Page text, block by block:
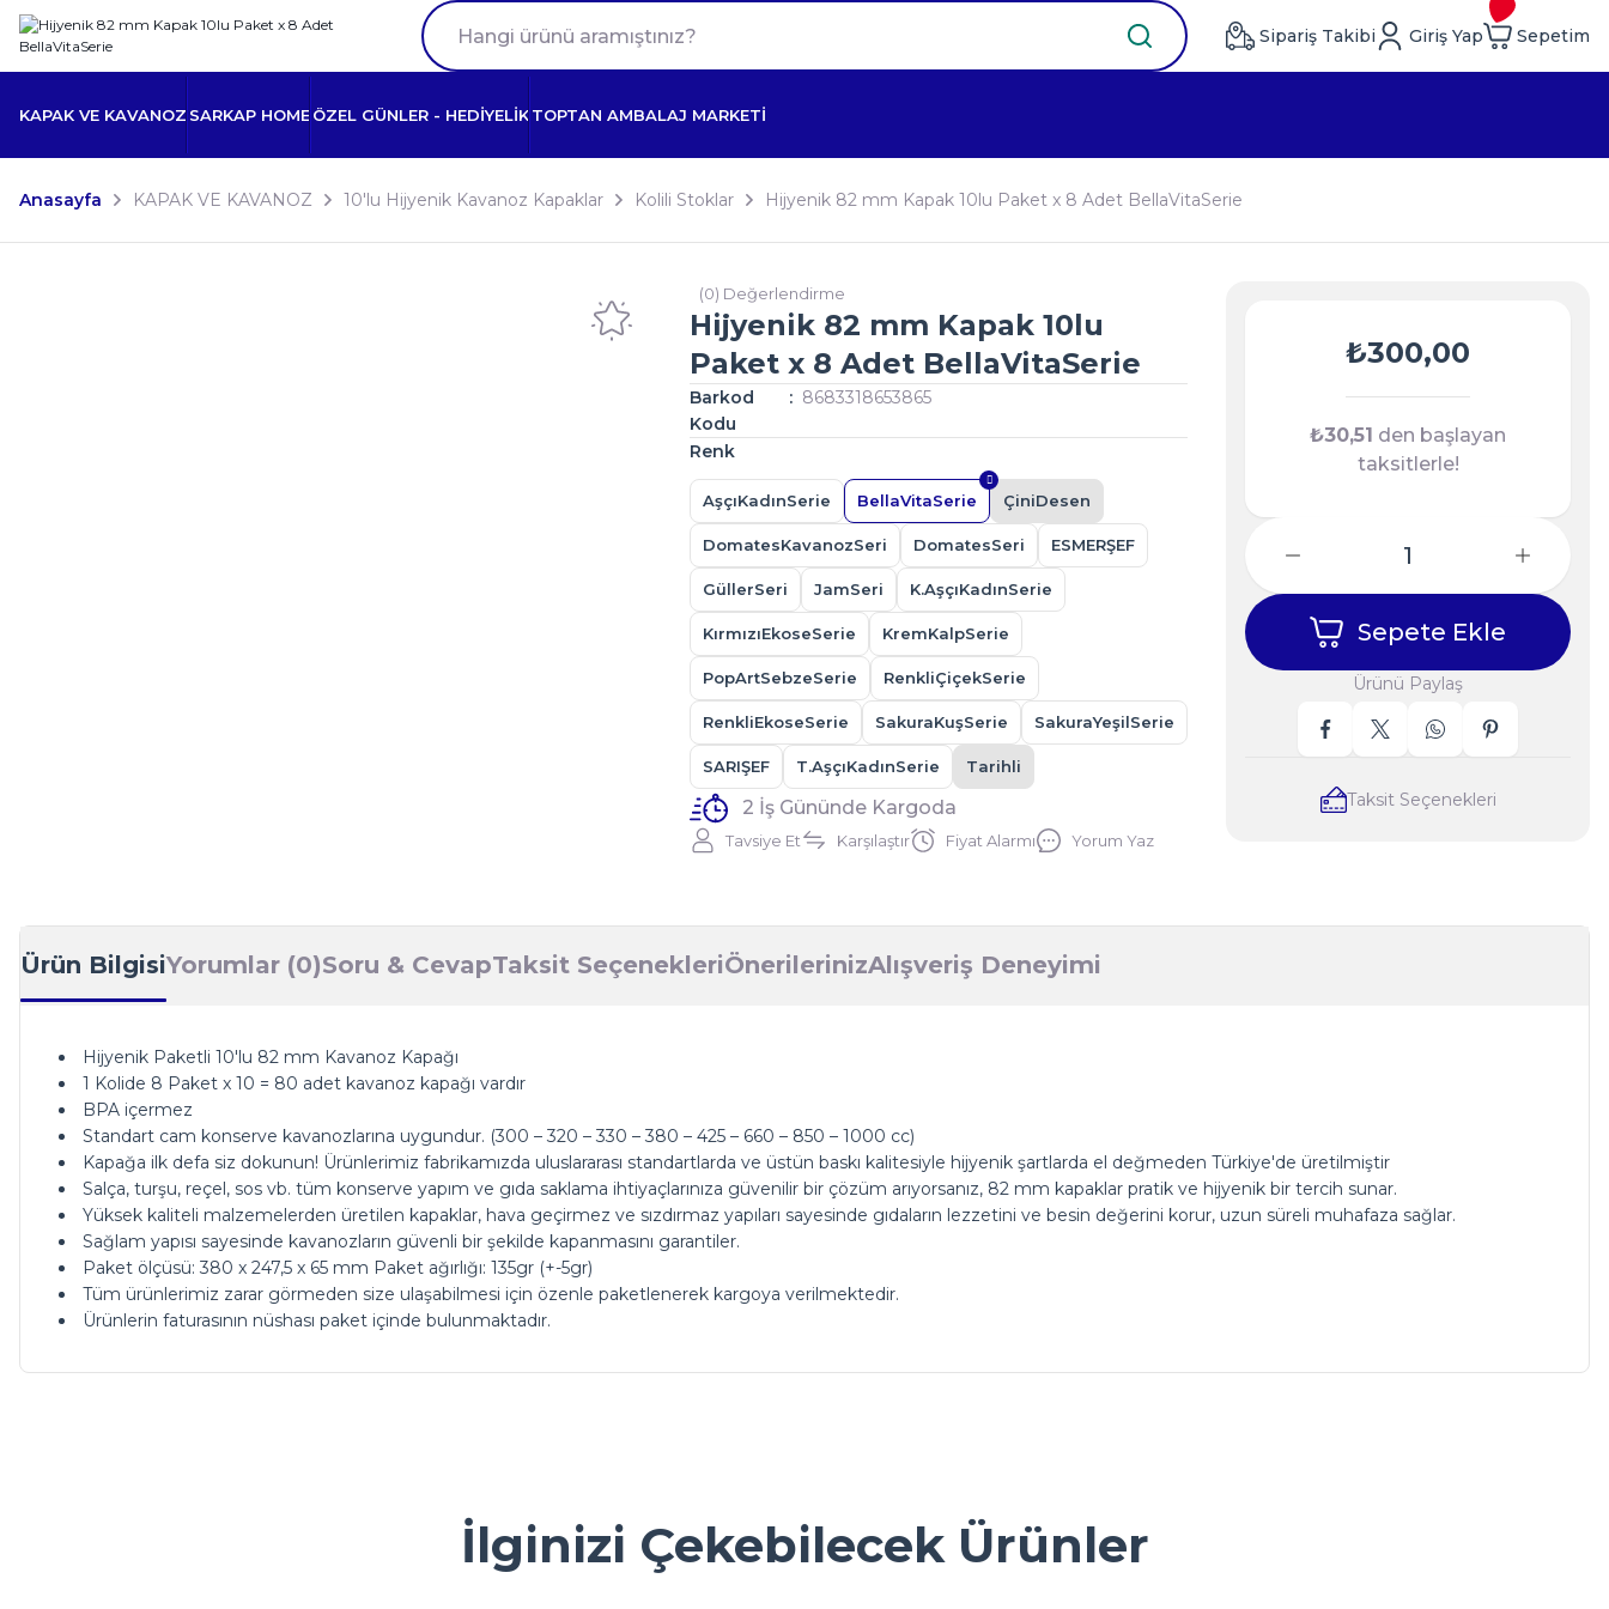
Sipariş Takibi Giriş Yap Sepetim
KAPAK VE KAVANOZ SARKAP HOME ÖZEL GÜNLER - HEDİYELİK TOPTAN AMBALAJ MARKETİ
Anasayfa KAPAK VE KAVANOZ 10'lu Hijyenik Kavanoz Kapaklar Kolili Stoklar Hijyenik 82 mm Kapak 10lu Paket x 8 Adet BellaVitaSerie
(0) Değerlendirme
Hijyenik 82 mm Kapak 10lu
Paket x 8 Adet BellaVitaSerie
Barkod
Kodu
8683318653865
Renk
AşçıKadınSerie BellaVitaSerie ÇiniDesen
DomatesKavanozSeri DomatesSeri ESMERŞEF
GüllerSeri JamSeri K.AşçıKadınSerie
KırmızıEkoseSerie KremKalpSerie
PopArtSebzeSerie RenkliÇiçekSerie
RenkliEkoseSerie SakuraKuşSerie SakuraYeşilSerie
SARIŞEF T.AşçıKadınSerie Tarihli
2 İş Gününde Kargoda
Tavsiye Et Karşılaştır Fiyat Alarmı Yorum Yaz
₺300,00
₺30,51 den başlayan
taksitlerle!
Sepete Ekle
Ürünü Paylaş
Taksit Seçenekleri
Ürün BilgisiYorumlar (0)Soru & CevapTaksit SeçenekleriÖnerilerinizAlışveriş Deneyimi
Hijyenik Paketli 10'lu 82 mm Kavanoz Kapağı
1 Kolide 8 Paket x 10 = 80 adet kavanoz kapağı vardır
BPA içermez
Standart cam konserve kavanozlarına uygundur. (300 – 320 – 330 – 380 – 425 – 660 – 850 – 1000 cc)
Kapağa ilk defa siz dokunun! Ürünlerimiz fabrikamızda uluslararası standartlarda ve üstün baskı kalitesiyle hijyenik şartlarda el değmeden Türkiye'de üretilmiştir
Salça, turşu, reçel, sos vb. tüm konserve yapım ve gıda saklama ihtiyaçlarınıza güvenilir bir çözüm arıyorsanız, 82 mm kapaklar pratik ve hijyenik bir tercih sunar.
Yüksek kaliteli malzemelerden üretilen kapaklar, hava geçirmez ve sızdırmaz yapıları sayesinde gıdaların lezzetini ve besin değerini korur, uzun süreli muhafaza sağlar.
Sağlam yapısı sayesinde kavanozların güvenli bir şekilde kapanmasını garantiler.
Paket ölçüsü: 380 x 247,5 x 65 mm Paket ağırlığı: 135gr (+-5gr)
Tüm ürünlerimiz zarar görmeden size ulaşabilmesi için özenle paketlenerek kargoya verilmektedir.
Ürünlerin faturasının nüshası paket içinde bulunmaktadır.
Yorum Yaz
Soru Sor
İlginizi Çekebilecek Ürünler